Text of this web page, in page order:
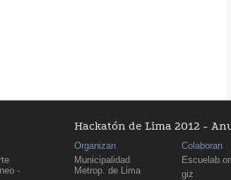
-
Hackatón de Lima 2012 -
Organizan
Municipalidad
Metrop. de Lima
Colaboran
giz